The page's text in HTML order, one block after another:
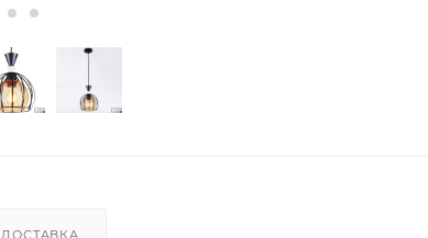
ДОСТАВКА